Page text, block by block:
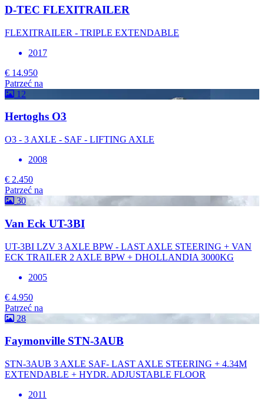
D-TEC FLEXITRAILER
FLEXITRAILER - TRIPLE EXTENDABLE
2017
€ 14.950
Patrzeć na
12
Hertoghs O3
O3 - 3 AXLE - SAF - LIFTING AXLE
2008
€ 2.450
Patrzeć na
30
Van Eck UT-3BI
UT-3BI LZV 3 AXLE BPW - LAST AXLE STEERING + VAN
ECK TRAILER 2 AXLE BPW + DHOLLANDIA 3000KG
2005
€ 4.950
Patrzeć na
28
Faymonville STN-3AUB
STN-3AUB 3 AXLE SAF- LAST AXLE STEERING + 4.34M
EXTENDABLE + HYDR. ADJUSTABLE FLOOR
2011